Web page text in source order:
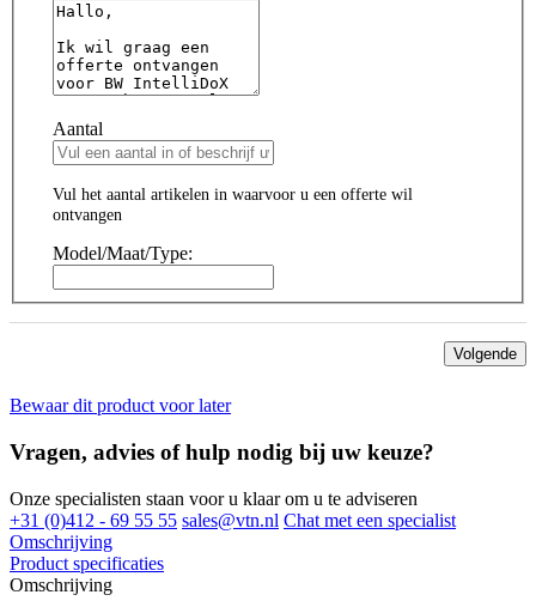
Aantal
Vul het aantal artikelen in waarvoor u een offerte wil
ontvangen
Model/Maat/Type:
Volgende
Bewaar dit product voor later
Vragen, advies of hulp nodig bij uw keuze?
Onze specialisten staan voor u klaar om u te adviseren
+31 (0)412 - 69 55 55 sales@vtn.nl Chat met een specialist
Omschrijving
Product specificaties
Omschrijving